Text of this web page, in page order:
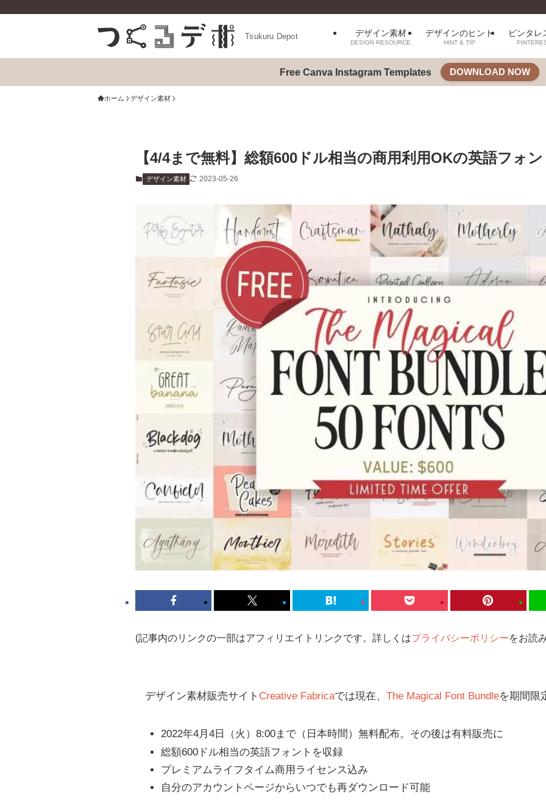
Tsukuru Depot デザイン素材
DESIGN RESOURCE
デザインのヒント
HINT & TIP
ピンタレ
Free Canva Instagram Templates DOWNLOAD NOW
ホーム デザイン素材
【4/4まで無料】総額600ドル相当の商用利用OKの英語フォ
デザイン素材 2023-05-26
(記事内のリンクの一部はアフィリエイトリンクです。詳しくはプライバシーポリシーをお読
デザイン素材販売サイト Creative Fabricaでは現在、 The Magical Font Bundleを期間限
2022年4月4日（火）8:00まで（日本時間）無料配布。その後は有料販売に
総額600ドル相当の英語フォントを収録
プレミアムライフタイム商用ライセンス込み
自分のアカウントページからいつでも再ダウンロード可能